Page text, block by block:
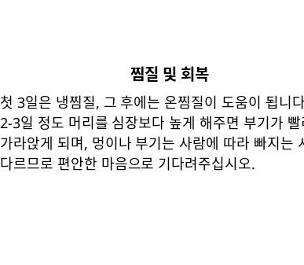
찜질 및 회복
첫 3일은 냉찜질, 그 후에는 온찜질이 도움이 됩니
2-3일 정도 머리를 심장보다 높게 해주면 부기가 빨
가라앉게 되며, 멍이나 부기는 사람에 따라 빠지는
다르므로 편안한 마음으로 기다려주십시오.